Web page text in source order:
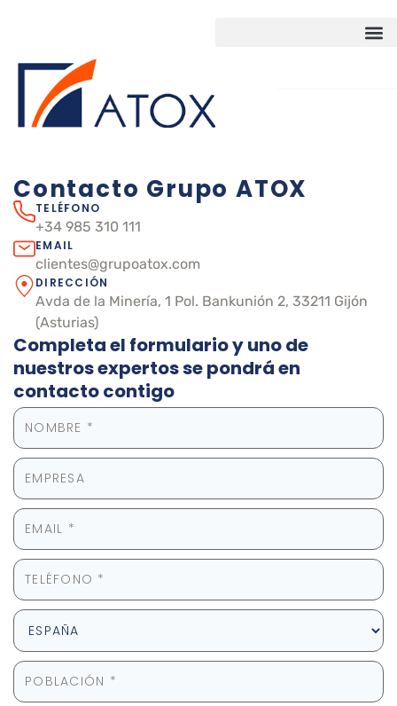
ALMACENES
INSPECCIONES
CONTACTO
Contacto Grupo ATOX
TELÉFONO
+34 985 310 111
EMAIL
clientes@grupoatox.com
DIRECCIÓN
Avda de la Minería, 1 Pol. Bankunión 2, 33211 Gijón
(Asturias)
Completa el formulario y uno de
nuestros expertos se pondrá en
contacto contigo